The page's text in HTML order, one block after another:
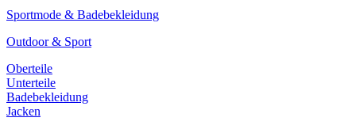
Sportmode & Badebekleidung
Outdoor & Sport
Oberteile
Unterteile
Badebekleidung
Jacken